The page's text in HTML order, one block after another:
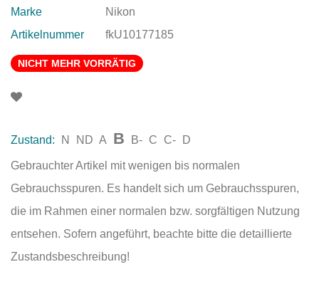
Marke
Nikon
Artikelnummer
fkU10177185
NICHT MEHR VORRÄTIG
Zustand: N ND A B B- C C- D
Gebrauchter Artikel mit wenigen bis normalen
Gebrauchsspuren. Es handelt sich um Gebrauchsspuren,
die im Rahmen einer normalen bzw. sorgfältigen Nutzung
entsehen. Sofern angeführt, beachte bitte die detaillierte
Zustandsbeschreibung!